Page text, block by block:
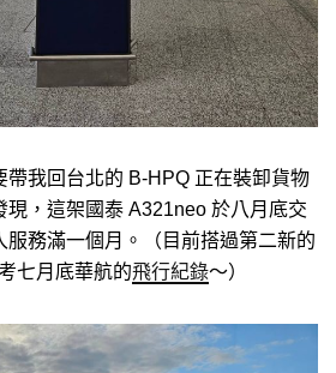
帶我回台北的 B-HPQ 正在裝卸貨物
現，這架國泰 A321neo 於八月底交
服務滿一個月。（目前搭過第二新的
七月底華航的飛行紀錄～）